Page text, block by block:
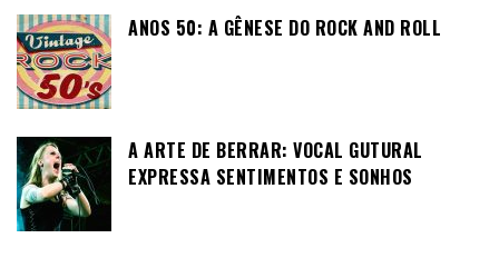
ANOS 50: A GÊNESE DO ROCK AND ROLL
A ARTE DE BERRAR: VOCAL GUTURAL
EXPRESSA SENTIMENTOS E SONHOS